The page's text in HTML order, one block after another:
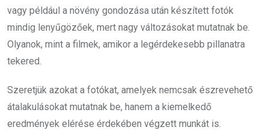
vagy például a növény gondozása után készített fotók
mindig lenyűgözőek, mert nagy változásokat mutatnak be.
Olyanok, mint a filmek, amikor a legérdekesebb pillanatra
tekered.
Szeretjük azokat a fotókat, amelyek nemcsak észrevehető
átalakulásokat mutatnak be, hanem a kiemelkedő
eredmények elérése érdekében végzett munkát is.